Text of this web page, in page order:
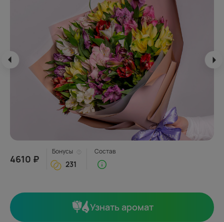
4610 ₽
Бонусы
231
Состав
Узнать аромат